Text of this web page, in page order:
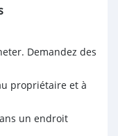
Demandez des
propriétaire et à
un endroit